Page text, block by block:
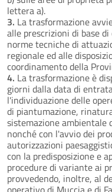
lettera a).
3. La trasformazione
alle prescrizioni di base
norme tecniche di
regionale ed alle
coordinamento della
4. La trasformazione è
giorni dalla data di
l'individuazione delle
di piantumazione,
sistemazione ambientale
nonché con l'avvio dei
autorizzazioni
con la predisposizione e
procedure di variante ai
provvedendo, inoltre, al